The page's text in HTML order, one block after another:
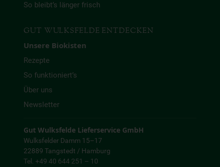
So bleibt’s länger frisch
GUT WULKSFELDE ENTDECKEN
Unsere Biokisten
Rezepte
So funktioniert’s
Über uns
Newsletter
Gut Wulksfelde Lieferservice GmbH
Wulksfelder Damm 15–17
22889 Tangstedt / Hamburg
Tel. +49 40 644 251 – 10